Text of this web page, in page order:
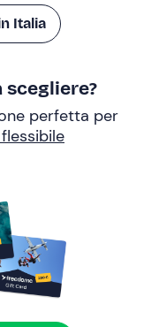
Italia
perfetta per